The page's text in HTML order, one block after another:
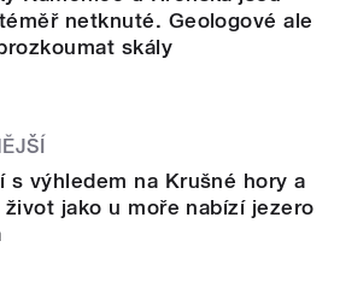
netknuté. Geologové ale
skály
s výhledem na Krušné hory a
život jako u moře nabízí jezero